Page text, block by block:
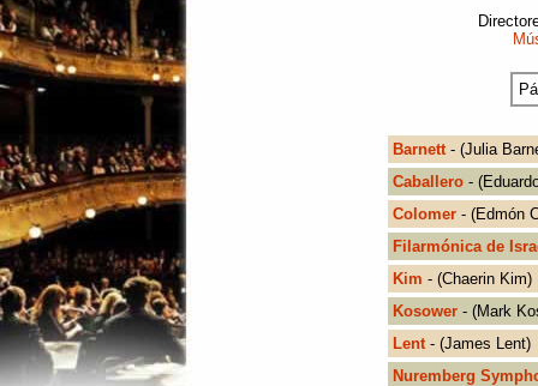
Barnett- (Julia
Caballero -
Colomer - (Edmón
Filarmónica de
Kim - (Chaerin Kim)
Kosower - (Mark
Lent- (James Lent)
Nuremberg